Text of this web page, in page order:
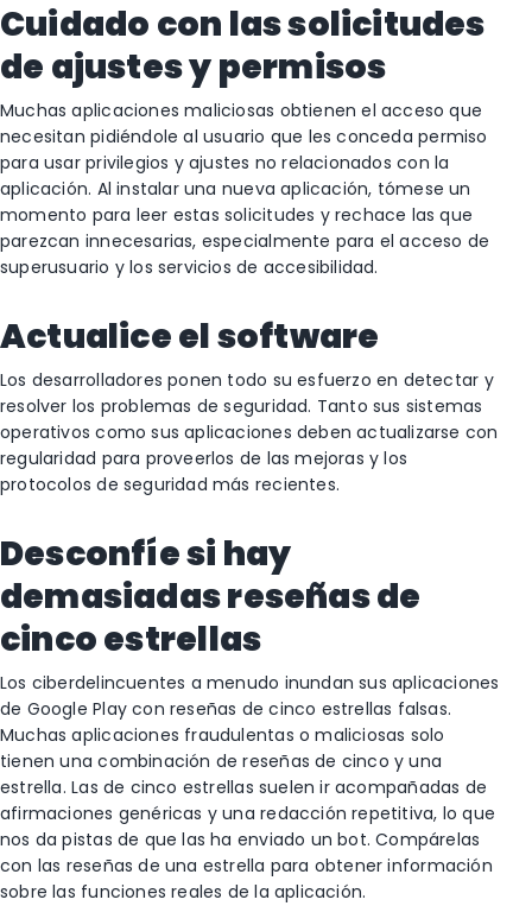
Cuidado con las solicitudes
de ajustes y permisos
Muchas aplicaciones maliciosas obtienen el acceso que
necesitan pidiéndole al usuario que les conceda permiso
para usar privilegios y ajustes no relacionados con la
aplicación. Al instalar una nueva aplicación, tómese un
momento para leer estas solicitudes y rechace las que
parezcan innecesarias, especialmente para el acceso de
superusuario y los servicios de accesibilidad.
Actualice el software
Los desarrolladores ponen todo su esfuerzo en detectar y
resolver los problemas de seguridad. Tanto sus sistemas
operativos como sus aplicaciones deben actualizarse con
regularidad para proveerlos de las mejoras y los
protocolos de seguridad más recientes.
Desconfíe si hay
demasiadas reseñas de
cinco estrellas
Los ciberdelincuentes a menudo inundan sus aplicaciones
de Google Play con reseñas de cinco estrellas falsas.
Muchas aplicaciones fraudulentas o maliciosas solo
tienen una combinación de reseñas de cinco y una
estrella. Las de cinco estrellas suelen ir acompañadas de
afirmaciones genéricas y una redacción repetitiva, lo que
nos da pistas de que las ha enviado un bot. Compárelas
con las reseñas de una estrella para obtener información
sobre las funciones reales de la aplicación.